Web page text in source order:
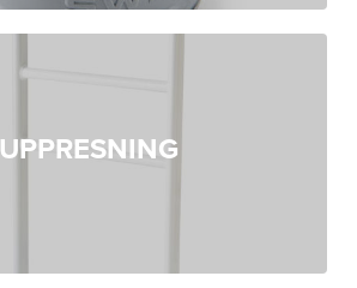
UPPRESNING